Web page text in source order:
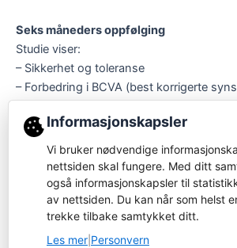
Seks måneders oppfølging
Studie viser:
– Sikkerhet og toleranse
– Forbedring i BCVA (best korrigerte
Referanse:
BORRELLI, Enrico, et al., Safety,
Efficacy of LM®️ LLLT (PBM) for dAMD,
Therapy, 2024
Les hele artikkelen
Informasjonskapsler
Vi bruker nødvendige
nettsiden skal fungere. Med ditt
også informasjonskapsler til
av nettsiden. Du kan når som helst
trekke tilbake samtykket ditt.
Les mer Personvern